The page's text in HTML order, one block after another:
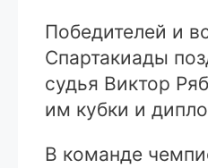
Победителей и
Спартакиады
судья Виктор
им кубки и
В команде